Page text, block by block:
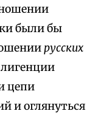
были бы
русских
цепи
и оглянуться